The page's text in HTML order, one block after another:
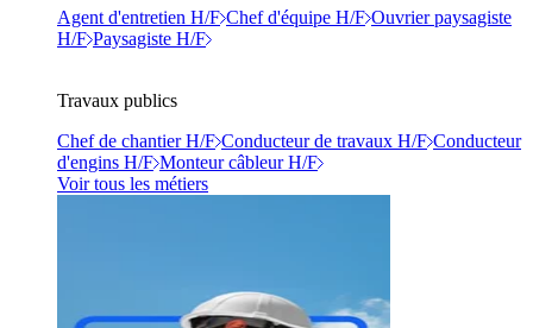
Agent d'entretien H/F Chef d'équipe H/F Ouvrier paysagiste
H/F Paysagiste H/F
Travaux publics
Chef de chantier H/F Conducteur de travaux H/F Conducteur
d'engins H/F Monteur câbleur H/F
Voir tous les métiers